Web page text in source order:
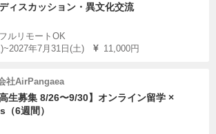
ィスカッション・異文化交流
ルリモートOK
年7月31日(土)
11,000円
社AirPangaea
高生募集 8/26〜9/30】オンライン留学 ×
（6週間）